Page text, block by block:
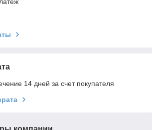
14 дней за счет покупателя